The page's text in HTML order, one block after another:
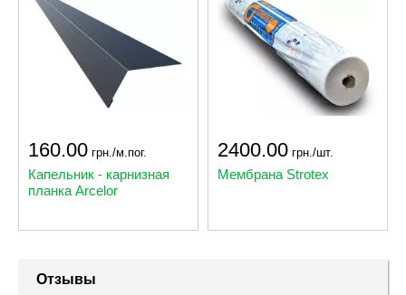
160.00 грн./м.пог.
Капельник - карнизная
планка Arcelor
2400.00 грн./шт.
Мембрана Strotex
Отзывы